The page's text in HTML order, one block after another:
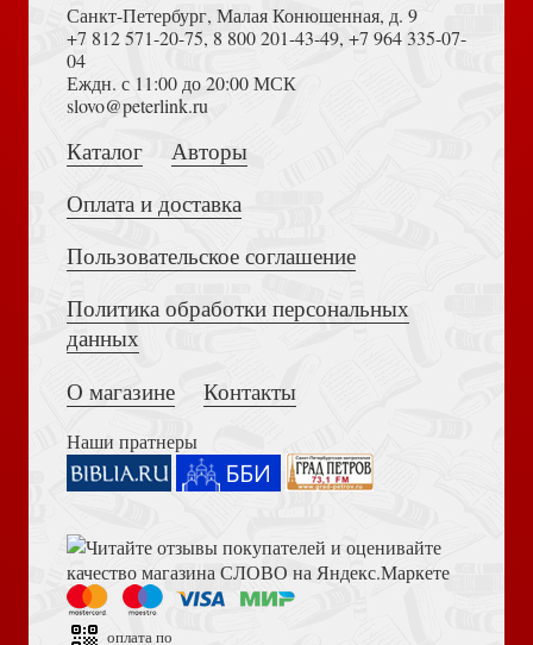
Зотов Г. Города мертвых: сборник репортажей и
Пребывающим в унынии
Толкование на Апокалипсис (Тихоний Африканский)
Достоевский Ф.М. Сила и правда России (2024)
Санкт-Петербург, Малая Конюшенная, д. 9
+7 812 571-20-75, 8 800 201-43-49, +7 964 335-07-
04
Еждн. с 11:00 до 20:00 МСК
slovo@peterlink.ru
Каталог
Авторы
Оплата и доставка
Пользовательское соглашение
Политика обработки персональных
данных
О магазине
Контакты
Наши пратнеры
оплата по